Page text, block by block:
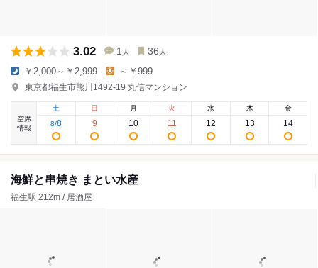
3.02 1 人 36 人
￥2,000～￥2,999 ～￥999
東京都福生市熊川1492-19 丸信マンション
空席
情報
土
8/8
日
9
月
10
火
11
水
12
木
13
金
14
海鮮と串焼き まとい水産
福生駅 212m / 居酒屋